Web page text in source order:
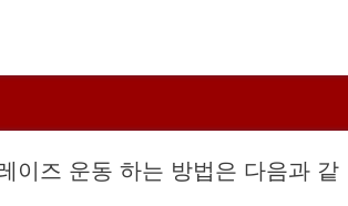
이즈 운동 하는 방법은 다음과 같